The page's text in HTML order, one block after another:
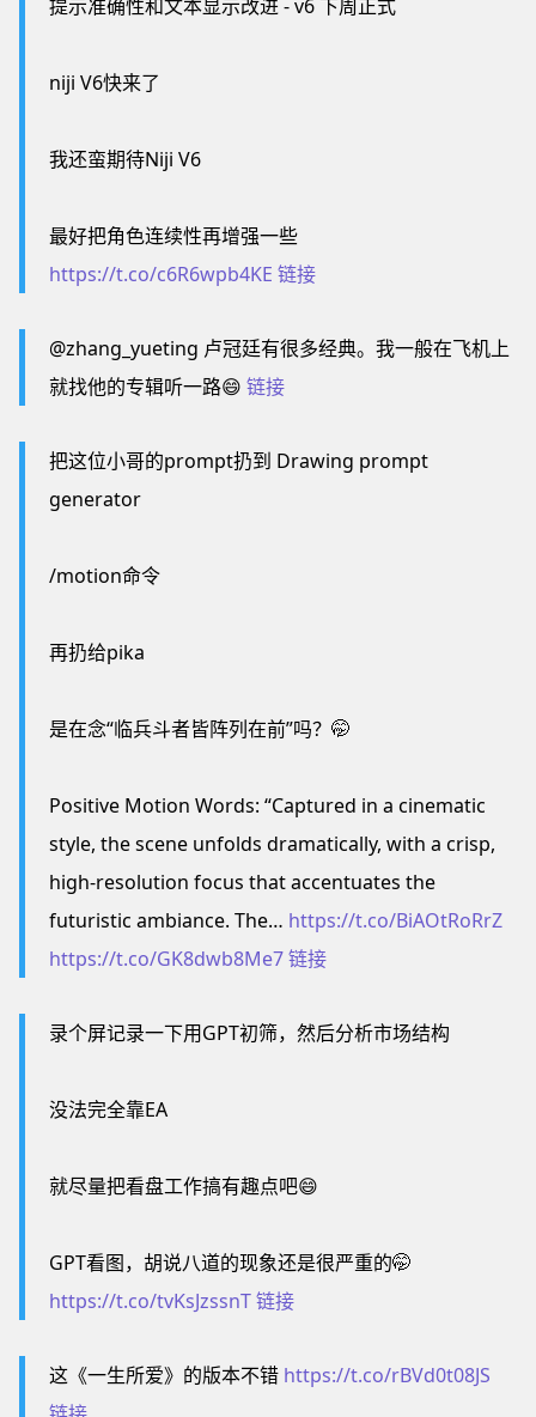
提示准确性和文本显示改进 - v6 下周正式
niji V6快来了
我还蛮期待Niji V6
最好把角色连续性再增强一些
https://t.co/c6R6wpb4KE 链接
@zhang_yueting 卢冠廷有很多经典。我一般在飞机上
就找他的专辑听一路😄 链接
把这位小哥的prompt扔到 Drawing prompt
generator
/motion命令
再扔给pika
是在念“临兵斗者皆阵列在前”吗？🤭
Positive Motion Words: “Captured in a cinematic
style, the scene unfolds dramatically, with a crisp,
high-resolution focus that accentuates the
futuristic ambiance. The… https://t.co/BiAOtRoRrZ
https://t.co/GK8dwb8Me7链接
录个屏记录一下用GPT初筛，然后分析市场结构
没法完全靠EA
就尽量把看盘工作搞有趣点吧😄
GPT看图，胡说八道的现象还是很严重的🤭
https://t.co/tvKsJzssnT链接
这《一生所爱》的版本不错 https://t.co/rBVd0t08JS